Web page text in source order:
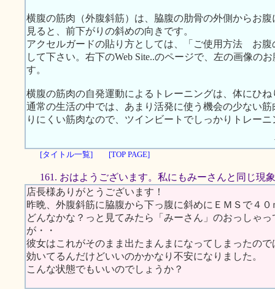
横腹の筋肉（外腹斜筋）は、脇腹の肋骨の外側からお
見ると、前下がりの斜めの向きです。
アクセルガードの貼り方としては、「ご使用方法 お
して下さい。右下のWeb Site..のページで、左の画像の
す。
横腹の筋肉の自発運動によるトレーニングは、体にひ
通常の生活の中では、あまり活発に使う機会の少ない
りにくい筋肉なので、ツインビートでしっかりトレー
[タイトル一覧]
[TOP PAGE]
161. おはようございます。私にもみーさんと同じ現
店長様ありがとうございます！
昨晩、外腹斜筋に脇腹から下っ腹に斜めにＥＭＳで４
どんなかな？っと見てみたら「みーさん」のおっしゃ
が・・
彼女はこれがそのまま出たまんまになってしまったの
効いてるんだけどいいのかかなり不安になりました。
こんな状態でもいいのでしょうか？